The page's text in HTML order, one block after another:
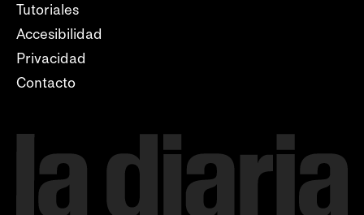
Tutoriales
Accesibilidad
Privacidad
Contacto